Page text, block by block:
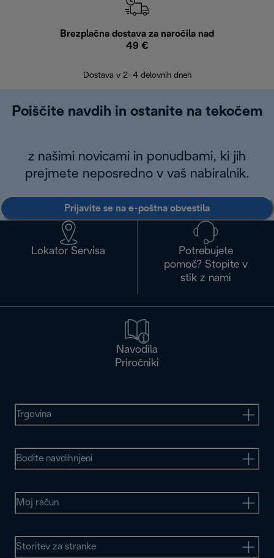
Brezplačna dostava za naročila nad
49 €
Dostava v 2–4 delovnih dneh
Poiščite navdih in ostanite na tekočem
z našimi novicami in ponudbami, ki jih
prejmete neposredno v vaš nabiralnik.
Prijavite se na e-poštna obvestila
Lokator Servisa
Potrebujete
pomoč? Stopite v
stik z nami
Navodila
Priročniki
Trgovina
Bodite navdihnjeni
Moj račun
Storitev za stranke